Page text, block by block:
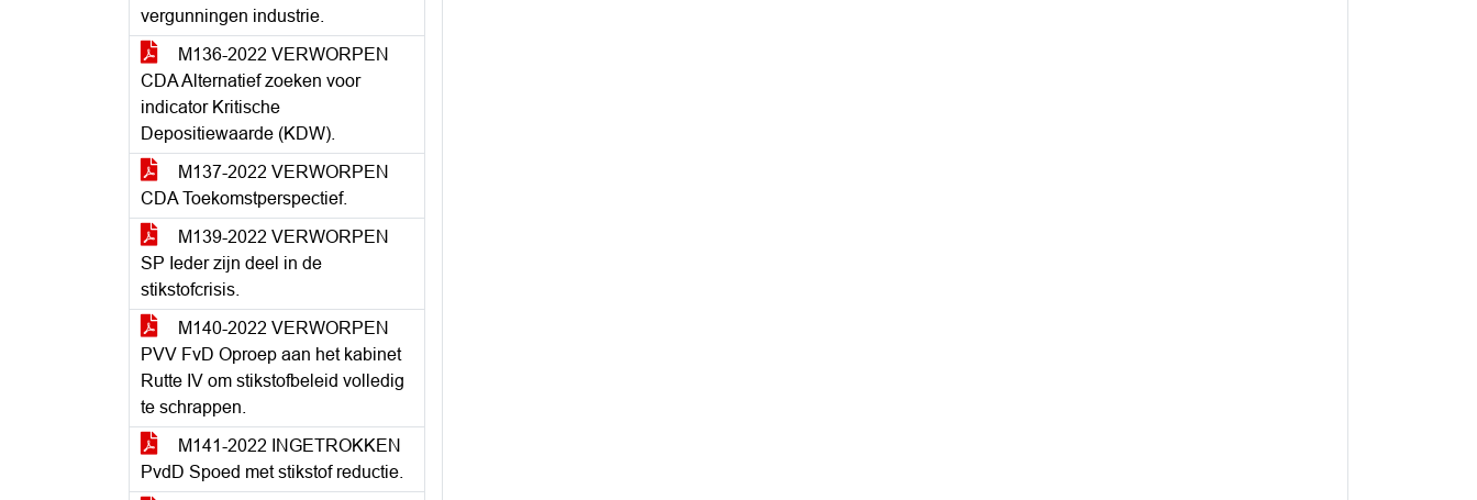
vergunningen industrie.
M136-2022 VERWORPEN
CDA Alternatief zoeken voor
indicator Kritische
Depositiewaarde (KDW).
M137-2022 VERWORPEN
CDA Toekomstperspectief.
M139-2022 VERWORPEN
SP Ieder zijn deel in de
stikstofcrisis.
M140-2022 VERWORPEN
PVV FvD Oproep aan het kabinet
Rutte IV om stikstofbeleid volledig
te schrappen.
M141-2022 INGETROKKEN
PvdD Spoed met stikstof reductie.